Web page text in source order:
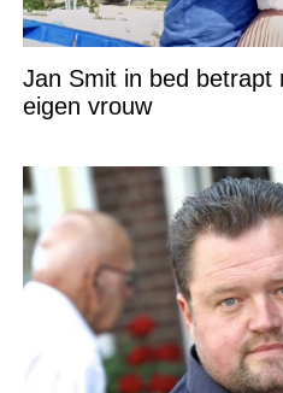
Jan Smit in bed betrapt
eigen vrouw